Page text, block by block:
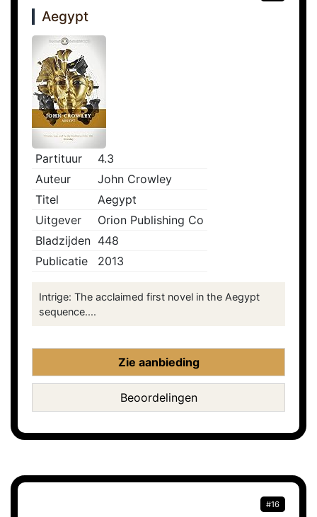
Aegypt
Partituur
4.3
Auteur
John Crowley
Titel
Aegypt
Uitgever
Orion Publishing Co
Bladzijden 448
Publicatie
2013
Intrige: The acclaimed first novel in the Aegypt
sequence....
Zie aanbieding
Beoordelingen
#16